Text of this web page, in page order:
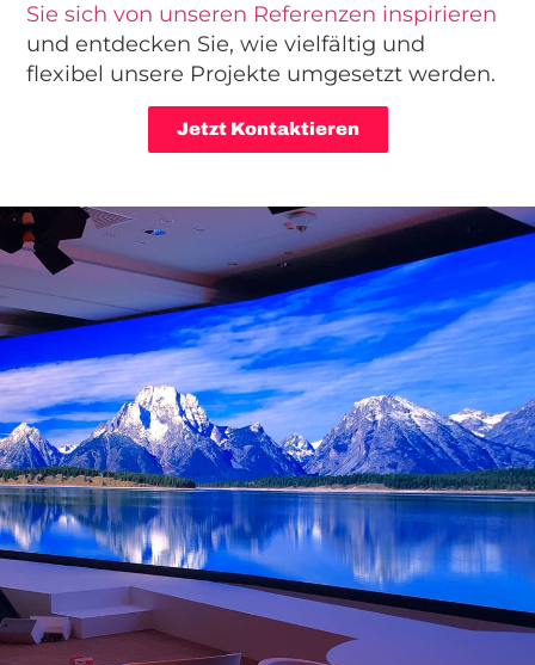
Sie sich von unseren Referenzen inspirieren
und entdecken Sie, wie vielfältig und
flexibel unsere Projekte umgesetzt werden.
Jetzt Kontaktieren